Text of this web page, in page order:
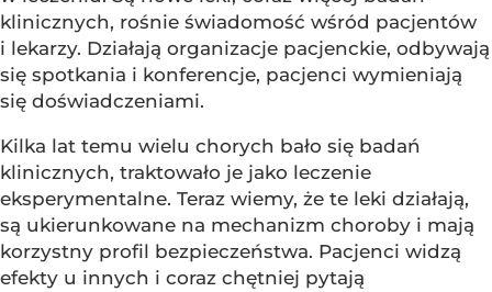
klinicznych, rośnie świadomość wśród pacjentów
i lekarzy. Działają organizacje pacjenckie, odbywają
się spotkania i konferencje, pacjenci wymieniają
się doświadczeniami.
Kilka lat temu wielu chorych bało się badań
klinicznych, traktowało je jako leczenie
eksperymentalne. Teraz wiemy, że te leki działają,
są ukierunkowane na mechanizm choroby i mają
korzystny profil bezpieczeństwa. Pacjenci widzą
efekty u innych i coraz chętniej pytają